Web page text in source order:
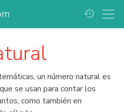
history
un número natural es
se usan para contar los
como también en